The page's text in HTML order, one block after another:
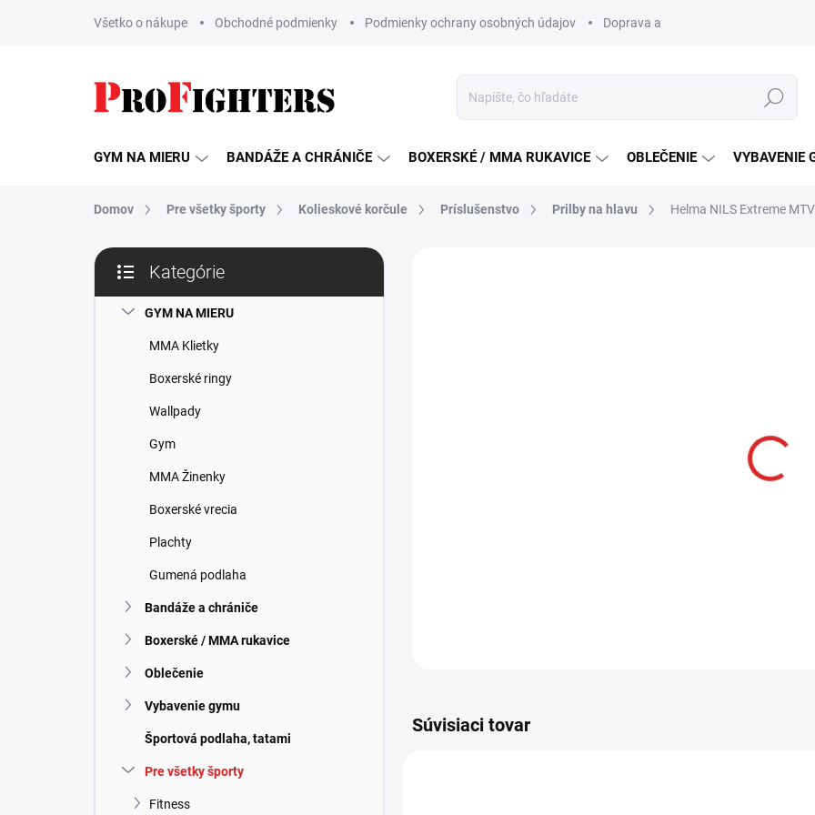
Všetko o nákupe Obchodné podmienky Podmienky ochrany osobných údajov Doprava a platba Všeobecné
Hľadať
GYM NA MIERU BANDÁŽE A CHRÁNIČE BOXERSKÉ / MMA RUKAVICE OBLEČENIE VYBAVENIE
Domov Pre všetky športy Kolieskové korčule Príslušenstvo Prilby na hlavu Helma NILS Extreme
B
č
kategórie
Kategórie
GYM NA MIERU
MMA Klietky
Boxerské ringy
Wallpady
Gym
MMA Žinenky
Boxerské vrecia
Plachty
Gumená podlaha
Bandáže a chrániče
Boxerské / MMA rukavice
Oblečenie
Vybavenie gymu
Športová podlaha, tatami
Pre všetky športy
Fitness
Súvisiaci tovar